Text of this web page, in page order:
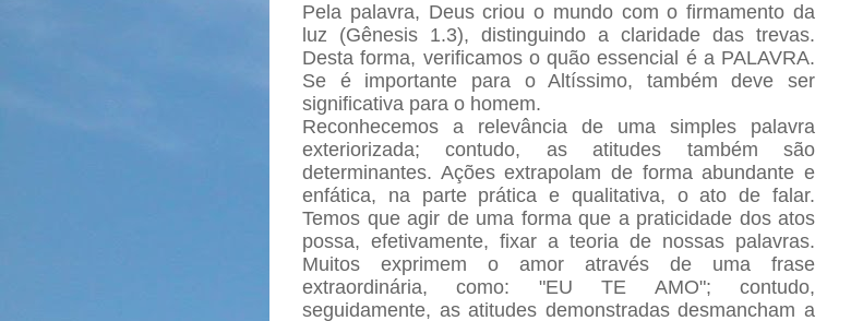
Pela palavra, Deus criou o mundo com o firmamento da
luz (Gênesis 1.3), distinguindo a claridade das trevas.
Desta forma, verificamos o quão essencial é a PALAVRA.
Se é importante para o Altíssimo, também deve ser
significativa para o homem.
Reconhecemos a relevância de uma simples palavra
exteriorizada; contudo, as atitudes também são
determinantes. Ações extrapolam de forma abundante e
enfática, na parte prática e qualitativa, o ato de falar.
Temos que agir de uma forma que a praticidade dos atos
possa, efetivamente, fixar a teoria de nossas palavras.
Muitos exprimem o amor através de uma frase
extraordinária, como: "EU TE AMO"; contudo,
seguidamente, as atitudes demonstradas desmancham a